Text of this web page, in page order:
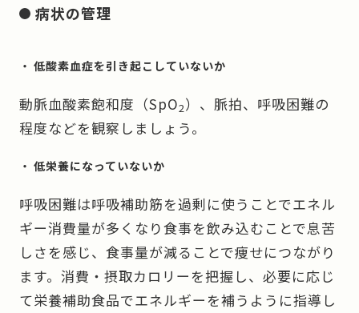
病状の管理
低酸素血症を引き起こしていないか
動脈血酸素飽和度（SpO2）、脈拍、呼吸困難の
程度などを観察しましょう。
低栄養になっていないか
呼吸困難は呼吸補助筋を過剰に使うことでエネル
ギー消費量が多くなり食事を飲み込むことで息苦
しさを感じ、食事量が減ることで痩せにつながり
ます。消費・摂取カロリーを把握し、必要に応じ
て栄養補助食品でエネルギーを補うように指導し